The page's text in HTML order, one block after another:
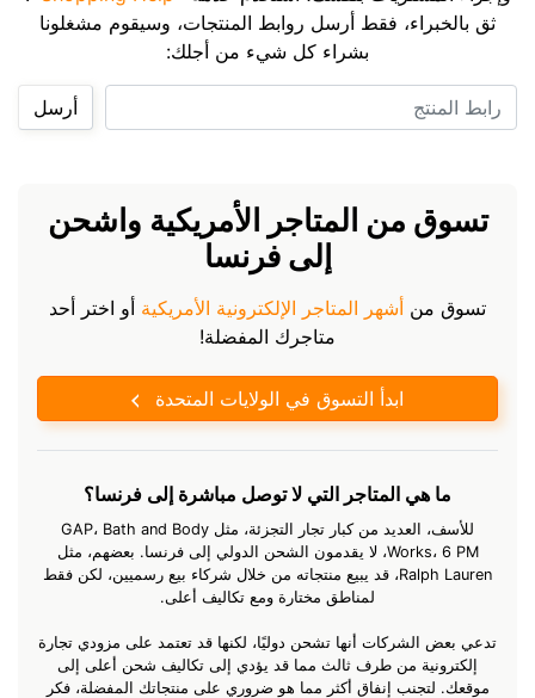
ثق بالخبراء، فقط أرسل روابط المنتجات، وسيقوم مشغلونا
بشراء كل شيء من أجلك:
أرسل
تسوق من المتاجر الأمريكية واشحن
إلى فرنسا
تسوق من أشهر المتاجر الإلكترونية الأمريكية أو اختر أحد
متاجرك المفضلة!
ابدأ التسوق في الولايات المتحدة
ما هي المتاجر التي لا توصل مباشرة إلى فرنسا؟
للأسف، العديد من كبار تجار التجزئة، مثل GAP، Bath and Body
Works، 6 PM، لا يقدمون الشحن الدولي إلى فرنسا. بعضهم، مثل
Ralph Lauren، قد يبيع منتجاته من خلال شركاء بيع رسميين، لكن فقط
لمناطق مختارة ومع تكاليف أعلى.
تدعي بعض الشركات أنها تشحن دوليًا، لكنها قد تعتمد على مزودي تجارة
إلكترونية من طرف ثالث مما قد يؤدي إلى تكاليف شحن أعلى إلى
موقعك. لتجنب إنفاق أكثر مما هو ضروري على منتجاتك المفضلة، فكر